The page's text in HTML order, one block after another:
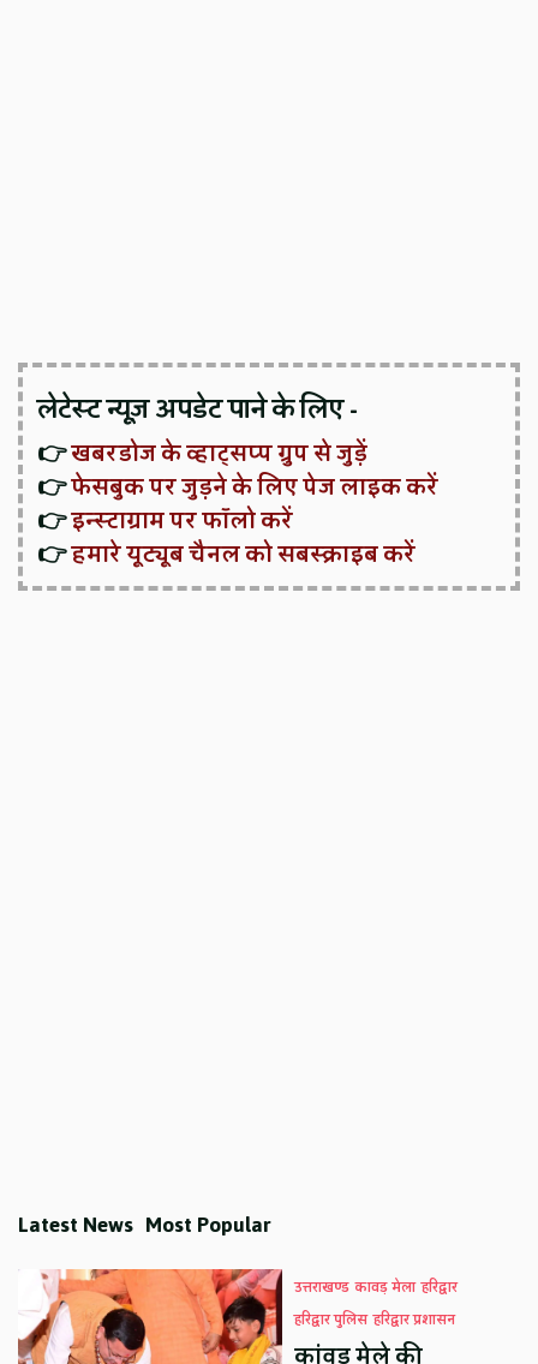
लेटेस्ट न्यूज़ अपडेट पाने के लिए -
👉खबरडोज के व्हाट्सप्प ग्रुप से जुड़ें
👉फेसबुक पर जुड़ने के लिए पेज लाइक करें
👉इन्स्टाग्राम पर फॉलो करें
👉हमारे यूट्यूब चैनल को सबस्क्राइब करें
Latest News Most Popular
उत्तराखण्ड कावड़ मेला हरिद्वार
हरिद्वार पुलिस हरिद्वार प्रशासन